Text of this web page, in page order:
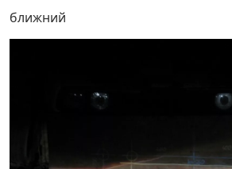
ближний